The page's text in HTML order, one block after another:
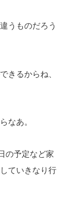
うものだろう
きるからね、
なあ。
の予定など家
ていきなり行